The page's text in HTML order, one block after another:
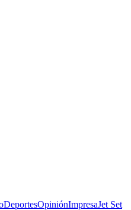
DeportesOpiniónImpresaJet Set